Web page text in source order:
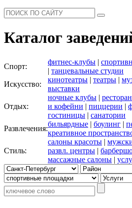
Каталог
Спорт:
фитнес-клубы |
| танцевальные студии
Искусство:
кинотеатры | театры |
выставки
Отдых:
ночные клубы |
и кофейни | пиццерии |
гостиницы | санатории
Развлечения:
бильярдные | боулинг |
креативное
Стиль:
салоны красоты |
развл. центры |
массажные салоны |